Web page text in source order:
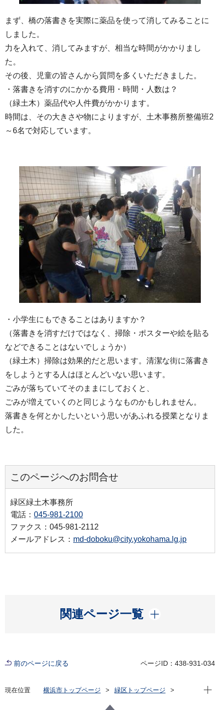
まず、橋の落書きを実際に薬品を使って消してみることに
しました。
力を入れて、消してみますが、相当な時間がかかりまし
た。
その後、児童の皆さんから質問を多くいただきました。
・落書きを消すのにかかる費用・時間・人数は？
（緑土木）薬品代や人件費がかかります。
時間は、その大きさや物によりますが、土木事務所整備班2
～6名で対応しています。
・小学生にもできることはありますか？
（落書きを消すだけではなく、掃除・ポスターや絵を貼る
などできることはないでしょうか）
（緑土木）掃除は効果的だと思います。清潔な街に落書き
をしようとする人はほとんどいない思います。
ごみが落ちていてそのままにしておくと、
ごみが増えていくのと同じようなものかもしれません。
落書きを何とかしたいという思いがあふれる授業となりま
した。
このページへのお問合せ
緑区緑土木事務所
電話： 045-981-2100
ファクス：045-981-2112
メールアドレス： md-doboku@city.yokohama.lg.jp
関連ページ一覧
開く
前のページに戻る ページID：438-931-034
現在位置 横浜市トップページ
緑区トップページ
緑土木事務所
現在